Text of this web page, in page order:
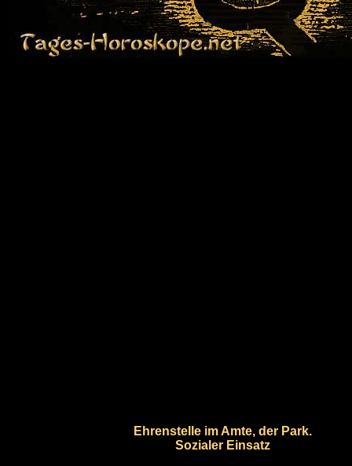
Ehrenstelle im Amte, der Park.
Sozialer Einsatz